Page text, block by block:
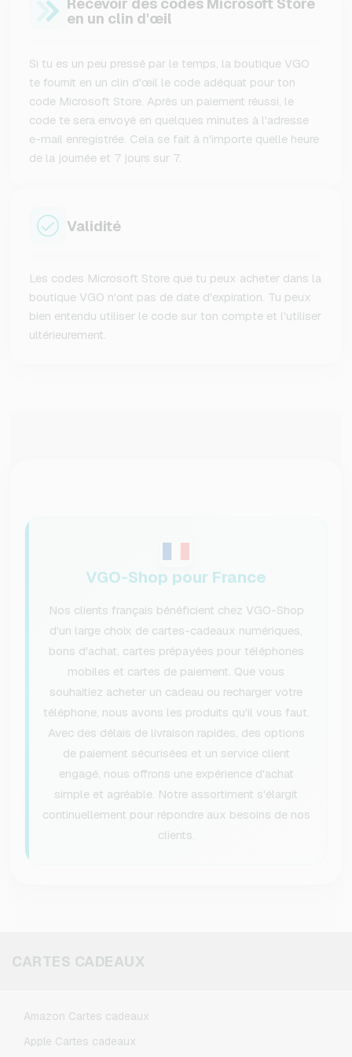
Recevoir des codes Microsoft Store
en un clin d'œil
Si tu es un peu pressé par le temps, la boutique VGO
te fournit en un clin d'œil le code adéquat pour ton
code Microsoft Store. Après un paiement réussi, le
code te sera envoyé en quelques minutes à l'adresse
e-mail enregistrée. Cela se fait à n'importe quelle heure
de la journée et 7 jours sur 7.
Validité
Les codes Microsoft Store que tu peux acheter dans la
boutique VGO n'ont pas de date d'expiration. Tu peux
bien entendu utiliser le code sur ton compte et l'utiliser
ultérieurement.
VGO-Shop pour France
Nos clients français bénéficient chez VGO-Shop
d'un large choix de cartes-cadeaux numériques,
bons d'achat, cartes prépayées pour téléphones
mobiles et cartes de paiement. Que vous
souhaitiez acheter un cadeau ou recharger votre
téléphone, nous avons les produits qu'il vous faut.
Avec des délais de livraison rapides, des options
de paiement sécurisées et un service client
engagé, nous offrons une expérience d'achat
simple et agréable. Notre assortiment s'élargit
continuellement pour répondre aux besoins de nos
clients.
CARTES CADEAUX
Amazon Cartes cadeaux
Apple Cartes cadeaux